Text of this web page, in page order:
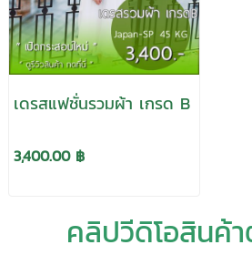
เดรสแฟชั่นรวมผ้า เกรด B
3,400.00 ฿
คลิปวีดิโอสินค้